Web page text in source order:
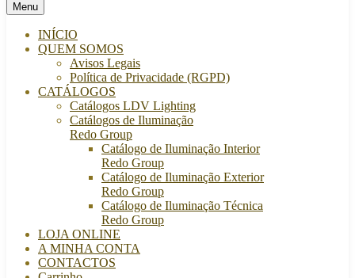
Menu
INÍCIO
QUEM SOMOS
Avisos Legais
Política de Privacidade (RGPD)
CATÁLOGOS
Catálogos LDV Lighting
Catálogos de Iluminação
Redo Group
Catálogo de Iluminação Interior
Redo Group
Catálogo de Iluminação Exterior
Redo Group
Catálogo de Iluminação Técnica
Redo Group
LOJA ONLINE
A MINHA CONTA
CONTACTOS